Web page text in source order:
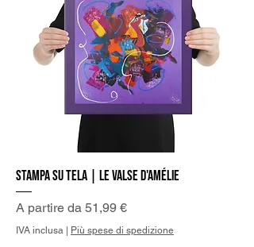
Stampa su Tela | Le valse d'Amélie
A partire da 51,99 €
Prezzo scontato
IVA inclusa Più spese di spedizione